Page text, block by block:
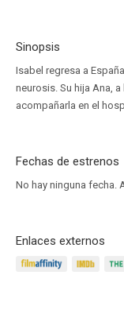
Sinopsis
Isabel regresa a
neurosis. Su hija Ana,
acompañarla en el
Fechas de estrenos
No hay ninguna fecha.
Enlaces externos